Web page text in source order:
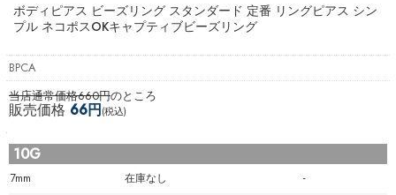
ボディピアス ビーズリング スタンダード 定番 リングピアス シン
プル ネコポスOKキャプティブビーズリング
BPCA
当店通常価格660円のところ
販売価格 66円(税込)
10G
7mm 在庫なし
-